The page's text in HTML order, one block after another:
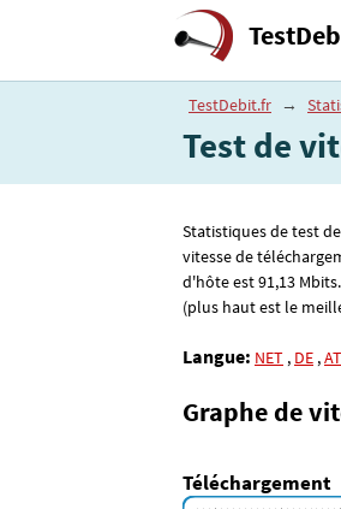
TestDebit.fr →
Test de
Statistiques de test
vitesse de
d'hôte est 91,13
(plus haut est le
Langue: NET , DE ,AT
Graphe de
Téléchargement